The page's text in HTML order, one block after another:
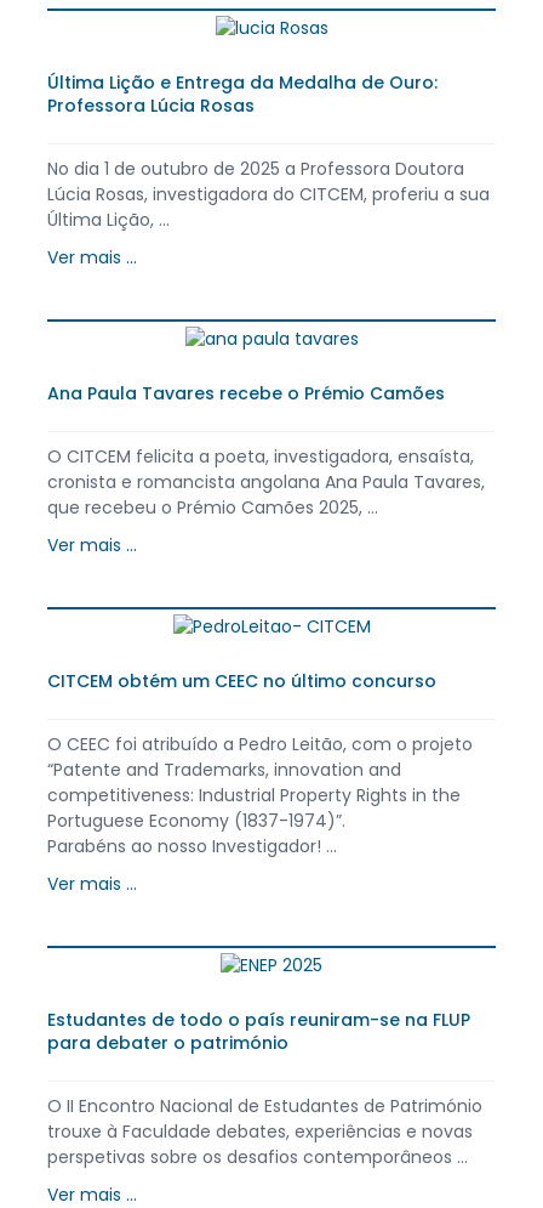
Última Lição e Entrega da Medalha de Ouro:
Professora Lúcia Rosas
No dia 1 de outubro de 2025 a Professora Doutora
Lúcia Rosas, investigadora do CITCEM, proferiu a sua
Última Lição, ...
Ver mais ...
Ana Paula Tavares recebe o Prémio Camões
O CITCEM felicita a poeta, investigadora, ensaísta,
cronista e romancista angolana Ana Paula Tavares,
que recebeu o Prémio Camões 2025, ...
Ver mais ...
CITCEM obtém um CEEC no último concurso
O CEEC foi atribuído a Pedro Leitão, com o projeto
“Patente and Trademarks, innovation and
competitiveness: Industrial Property Rights in the
Portuguese Economy (1837-1974)”.
Parabéns ao nosso Investigador! ...
Ver mais ...
Estudantes de todo o país reuniram-se na FLUP
para debater o património
O II Encontro Nacional de Estudantes de Património
trouxe à Faculdade debates, experiências e novas
perspetivas sobre os desafios contemporâneos ...
Ver mais ...